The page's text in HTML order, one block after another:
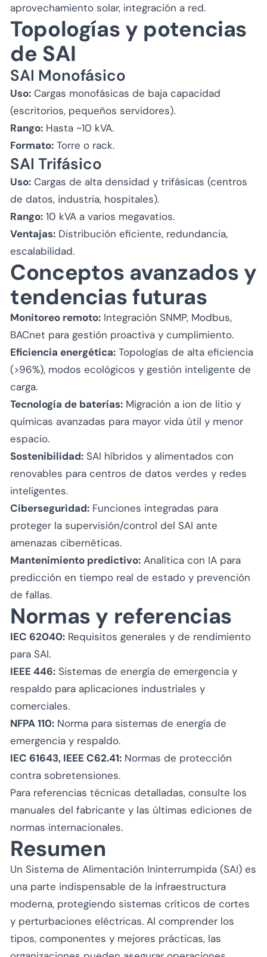
aprovechamiento solar, integración a red.
Topologías y potencias
de SAI
SAI Monofásico
Uso: Cargas monofásicas de baja capacidad
(escritorios, pequeños servidores).
Rango: Hasta ~10 kVA.
Formato: Torre o rack.
SAI Trifásico
Uso: Cargas de alta densidad y trifásicas (centros
de datos, industria, hospitales).
Rango: 10 kVA a varios megavatios.
Ventajas: Distribución eficiente, redundancia,
escalabilidad.
Conceptos avanzados y
tendencias futuras
Monitoreo remoto: Integración SNMP, Modbus,
BACnet para gestión proactiva y cumplimiento.
Eficiencia energética: Topologías de alta eficiencia
(>96%), modos ecológicos y gestión inteligente de
carga.
Tecnología de baterías: Migración a ion de litio y
químicas avanzadas para mayor vida útil y menor
espacio.
Sostenibilidad: SAI híbridos y alimentados con
renovables para centros de datos verdes y redes
inteligentes.
Ciberseguridad: Funciones integradas para
proteger la supervisión/control del SAI ante
amenazas cibernéticas.
Mantenimiento predictivo: Analítica con IA para
predicción en tiempo real de estado y prevención
de fallas.
Normas y referencias
IEC 62040: Requisitos generales y de rendimiento
para SAI.
IEEE 446: Sistemas de energía de emergencia y
respaldo para aplicaciones industriales y
comerciales.
NFPA 110: Norma para sistemas de energía de
emergencia y respaldo.
IEC 61643, IEEE C62.41: Normas de protección
contra sobretensiones.
Para referencias técnicas detalladas, consulte los
manuales del fabricante y las últimas ediciones de
normas internacionales.
Resumen
Un Sistema de Alimentación Ininterrumpida (SAI) es
una parte indispensable de la infraestructura
moderna, protegiendo sistemas críticos de cortes
y perturbaciones eléctricas. Al comprender los
tipos, componentes y mejores prácticas, las